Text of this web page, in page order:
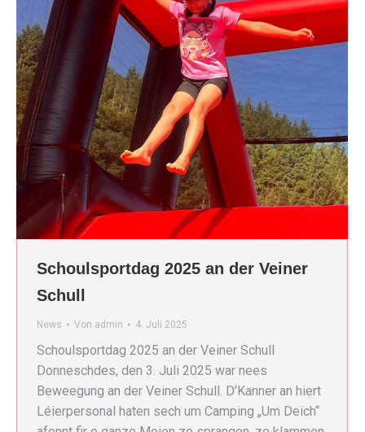
Schoulsportdag 2025 an der Veiner
Schull
News Von admin 4. Juli 2025
Schoulsportdag 2025 an der Veiner Schull
Donneschdes, den 3. Juli 2025 war nees
Beweegung an der Veiner Schull. D’Kanner an hiert
Léierpersonal haten sech um Camping „Um Deich“